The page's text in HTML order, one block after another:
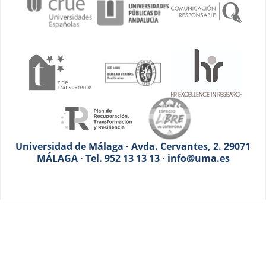
Universidad de Málaga · Avda. Cervantes, 2. 29071
MÁLAGA · Tel. 952 13 13 13 · info@uma.es